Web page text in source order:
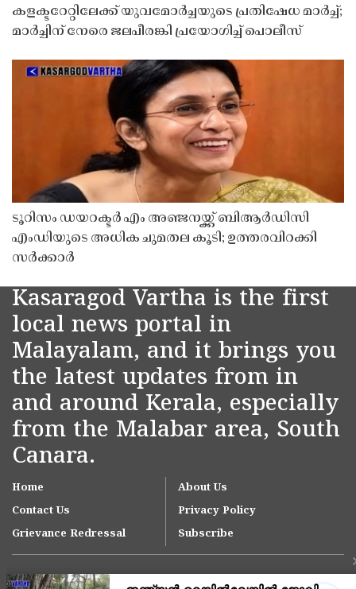
കളക്ടറേറ്റിലേക്ക് യുവമോർച്ചയുടെ പ്രതിഷേധ മാർച്ച്;
മാർച്ചിന് നേരെ ജലപീരങ്കി പ്രയോഗിച്ച് പൊലീസ്
ടൂറിസം ഡയറക്ടർ എം അഞ്ജനയ്ക്ക് ബിആർഡിസി
എംഡിയുടെ അധിക ചുമതല കൂടി; ഉത്തരവിറക്കി
സർക്കാർ
Kasaragod Vartha is the first
local news portal in
Malayalam, and it brings you
the latest updates from in
and around Kerala, especially
from the Malabar area, South
Canara.
Home
About Us
Contact Us
Privacy Policy
Grievance Redressal
Subscribe